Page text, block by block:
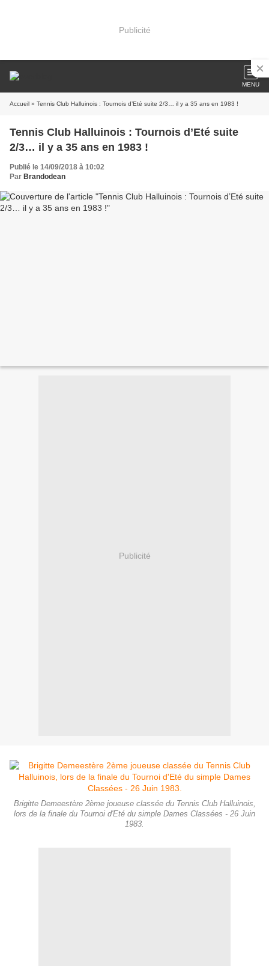
Publicité
MENU
Accueil » Tennis Club Halluinois : Tournois d’Eté suite 2/3… il y a 35 ans en 1983 !
Tennis Club Halluinois : Tournois d’Eté suite
2/3… il y a 35 ans en 1983 !
Publié le 14/09/2018 à 10:02
Par Brandodean
Publicité
Brigitte Demeestère 2ème joueuse classée du Tennis Club Halluinois,
lors de la finale du Tournoi d'Eté du simple Dames Classées - 26 Juin
1983.